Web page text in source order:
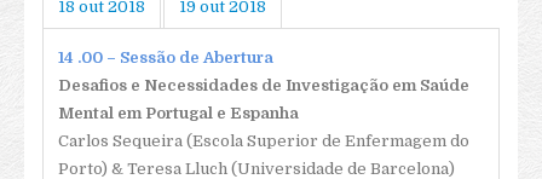
E-Book
Novas d’ASPESM
Biblioteca
Links
18 out 2018 19 out 2018
14 .00 – Sessão de Abertura
Desafios e Necessidades de Investigação em Saúde
Mental em Portugal e Espanha
Carlos Sequeira (Escola Superior de Enfermagem do
Porto) & Teresa Lluch (Universidade de Barcelona)